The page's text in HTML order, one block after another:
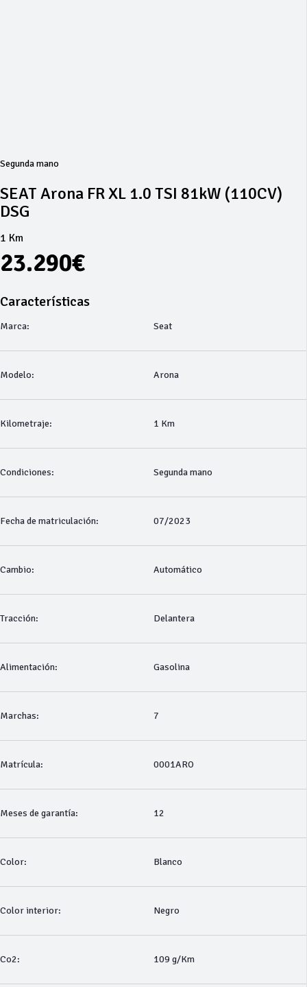
Segunda mano
SEAT Arona FR XL 1.0 TSI 81kW (110CV)
DSG
1 Km
23.290€
Características
Marca: Seat
Modelo: Arona
Kilometraje: 1 Km
Condiciones: Segunda mano
Fecha de matriculación: 07/2023
Cambio: Automático
Tracción: Delantera
Alimentación: Gasolina
Marchas: 7
Matrícula: 0001ARO
Meses de garantía: 12
Color: Blanco
Color interior: Negro
Co2: 109 g/Km